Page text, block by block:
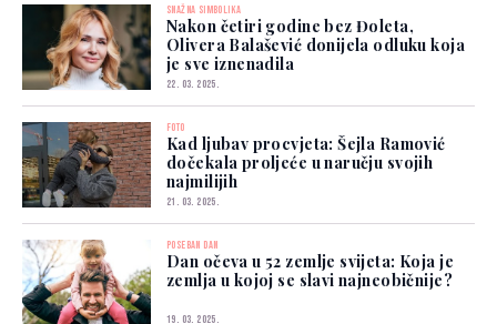
SNAŽNA SIMBOLIKA
Nakon četiri godine bez Đoleta,
Olivera Balašević donijela odluku koja
je sve iznenadila
22. 03. 2025.
FOTO
Kad ljubav procvjeta: Šejla Ramović
dočekala proljeće u naručju svojih
najmilijih
21. 03. 2025.
POSEBAN DAN
Dan očeva u 52 zemlje svijeta: Koja je
zemlja u kojoj se slavi najneobičnije?
19. 03. 2025.